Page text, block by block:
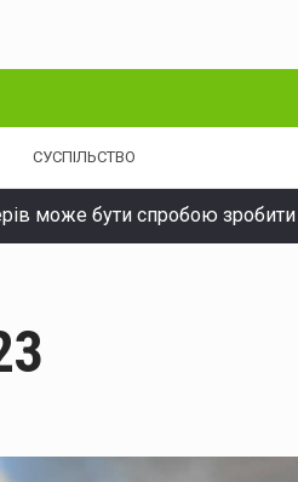
СУСПІЛЬСТВО
може бути спробою
з понад десятикратним
Дні донора: потрібна кров
подій: горіли